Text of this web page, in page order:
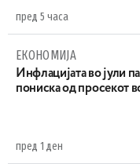
пред 5 часа
ЕКОНОМИЈА
Инфлацијата во јули
пониска од просекот
пред 1 ден